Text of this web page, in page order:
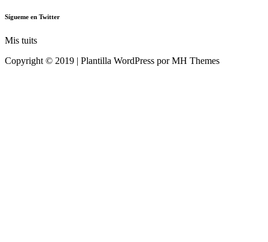
Sígueme en Twitter
Mis tuits
Copyright © 2019 | Plantilla WordPress por MH Themes